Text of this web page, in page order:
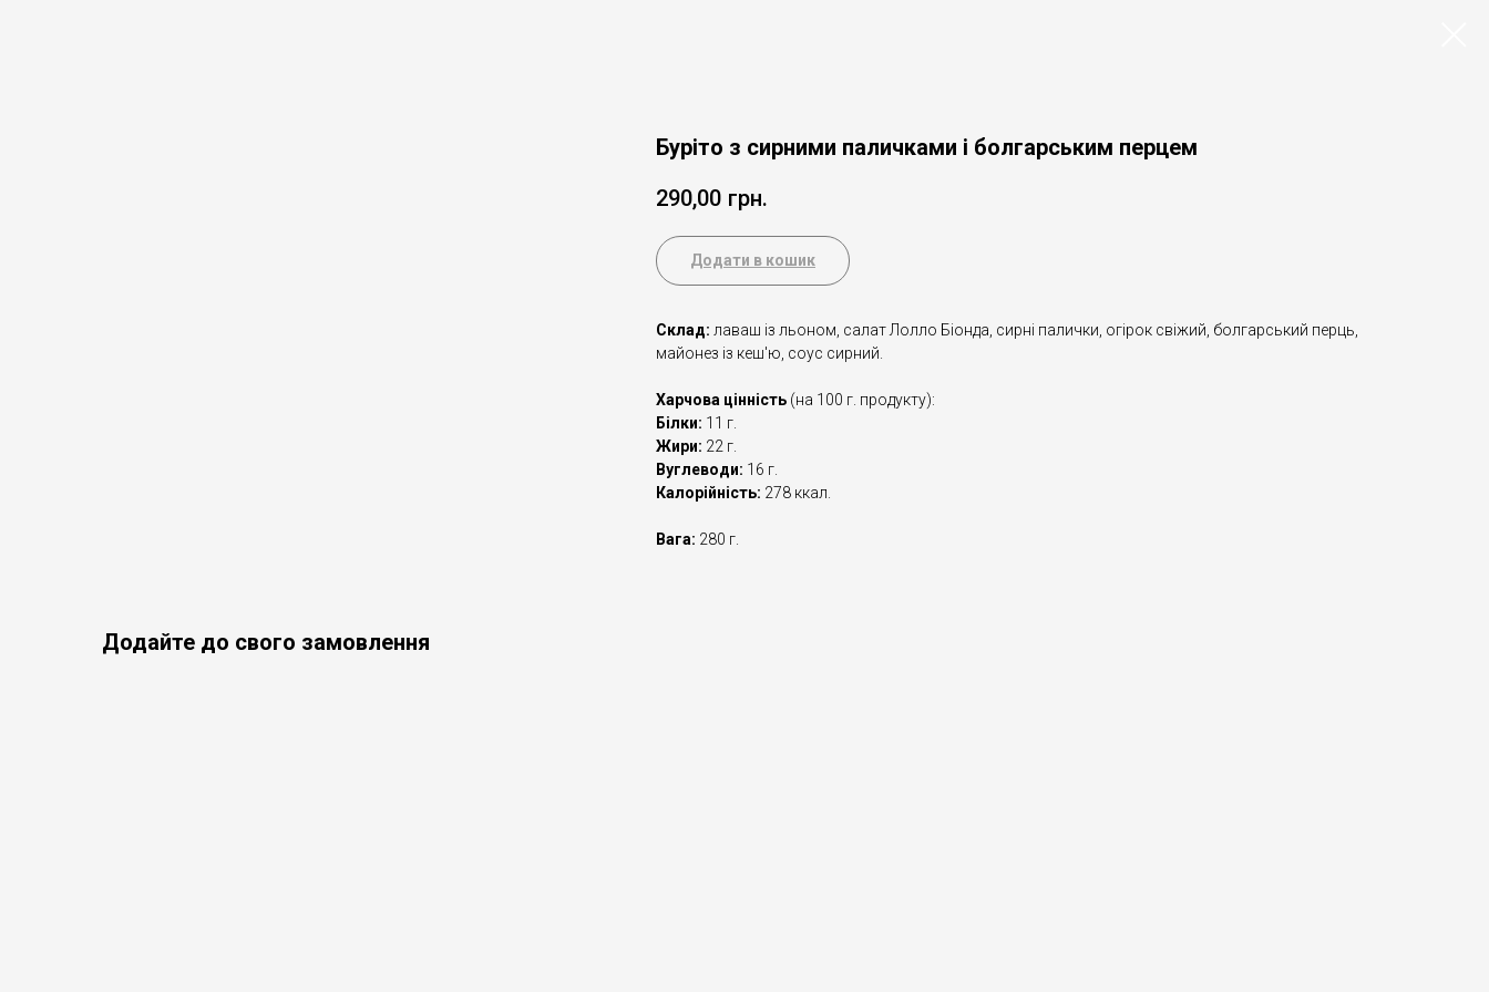
Буріто з сирними паличками і болгарським перцем
290,00 грн.
Додати в кошик
Склад: лаваш із льоном, салат Лолло Біонда, сирні палички, огірок свіжий, болгарський перць,
майонез із кеш'ю, соус сирний.
Харчова цінність (на 100 г. продукту):
Білки: 11 г.
Жири: 22 г.
Вуглеводи: 16 г.
Калорійність: 278 ккал.
Вага: 280 г.
Додайте до свого замовлення